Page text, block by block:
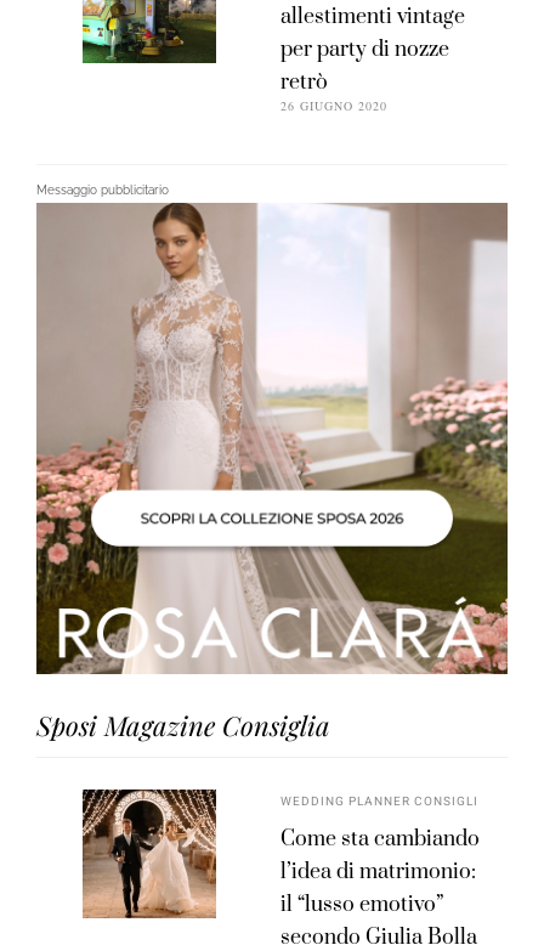
allestimenti vintage
per party di nozze
retrò
26 GIUGNO 2020
Messaggio pubblicitario
Sposi Magazine Consiglia
WEDDING PLANNER CONSIGLI
Come sta cambiando
l’idea di matrimonio:
il “lusso emotivo”
secondo Giulia Bolla